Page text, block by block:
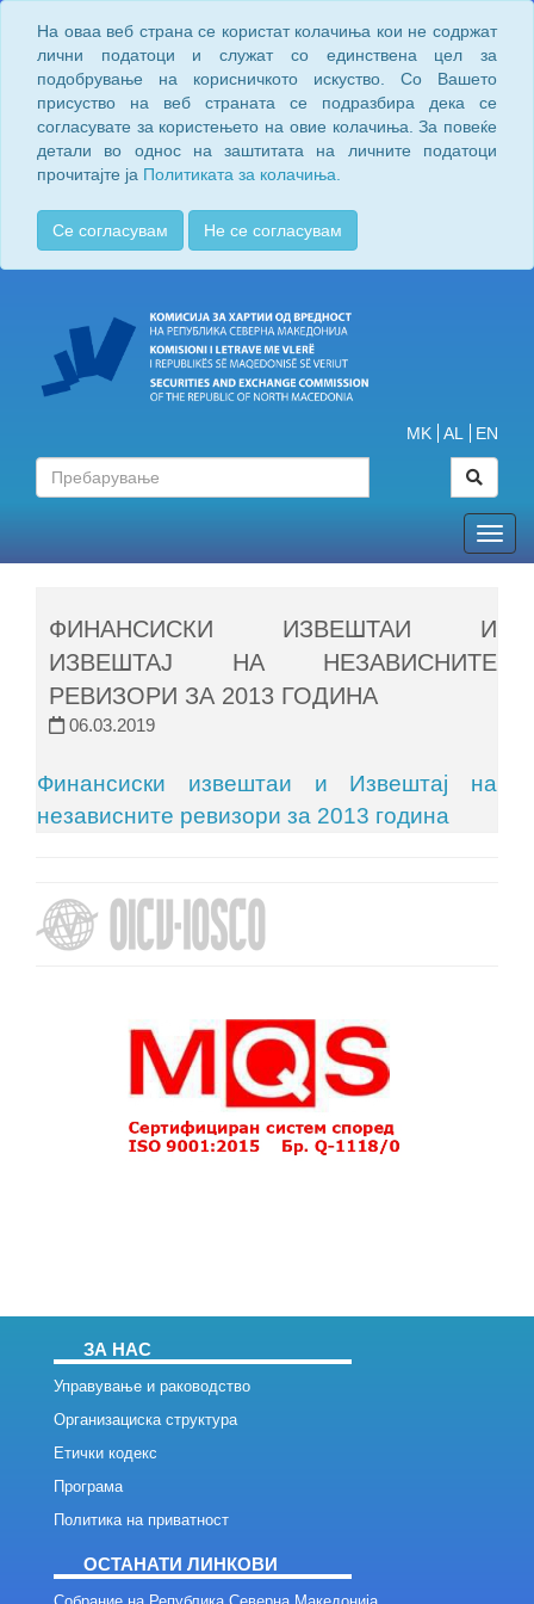
На оваа веб страна се користат колачиња кои не содржат
лични податоци и служат со единствена цел за
подобрување на корисничкото искуство. Со Вашето
присуство на веб страната се подразбира дека се
согласувате за користењето на овие колачиња. За повеќе
детали во однос на заштитата на личните податоци
прочитајте ја Политиката за колачиња.
Се согласувам Не се согласувам
MK AL EN
ФИНАНСИСКИ ИЗВЕШТАИ И
ИЗВЕШТАЈ НА НЕЗАВИСНИТЕ
РЕВИЗОРИ ЗА 2013 ГОДИНА
06.03.2019
Финансиски извештаи и Извештај на
независните ревизори за 2013 година
ЗА НАС
Управување и раководство
Организациска структура
Етички кодекс
Програма
Политика на приватност
ОСТАНАТИ ЛИНКОВИ